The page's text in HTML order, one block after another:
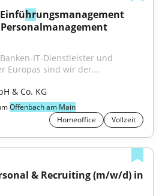
hrungsmanagement
IT-Dienstleister und
Europas sind wir der...
& Co. KG
Offenbach am Main
Homeoffice
Vollzeit
& Recruiting (m/w/d) in